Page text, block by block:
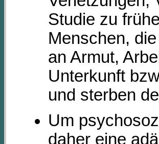
Studie zu
Menschen,
an Armut,
Unterkunft
und sterben
Um
daher eine